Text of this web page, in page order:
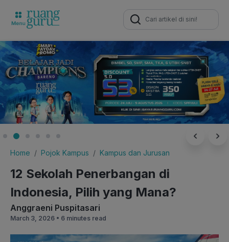
Search
for:
Home Pojok Kampus Kampus dan Jurusan
12 Sekolah Penerbangan di
Indonesia, Pilih yang Mana?
Anggraeni Puspitasari
March 3, 2026 • 6 minutes read